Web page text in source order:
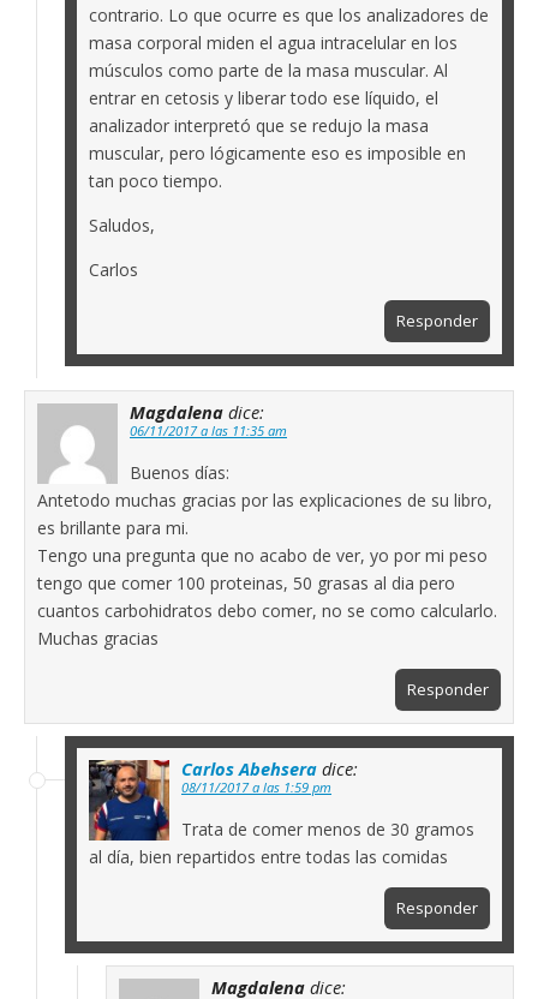
contrario. Lo que ocurre es que los analizadores de
masa corporal miden el agua intracelular en los
músculos como parte de la masa muscular. Al
entrar en cetosis y liberar todo ese líquido, el
analizador interpretó que se redujo la masa
muscular, pero lógicamente eso es imposible en
tan poco tiempo.
Saludos,
Carlos
Responder
Magdalena dice:
06/11/2017 a las 11:35 am
Buenos días:
Antetodo muchas gracias por las explicaciones de su libro,
es brillante para mi.
Tengo una pregunta que no acabo de ver, yo por mi peso
tengo que comer 100 proteinas, 50 grasas al dia pero
cuantos carbohidratos debo comer, no se como calcularlo.
Muchas gracias
Responder
Carlos Abehsera dice:
08/11/2017 a las 1:59 pm
Trata de comer menos de 30 gramos
al día, bien repartidos entre todas las comidas
Responder
Magdalena dice: